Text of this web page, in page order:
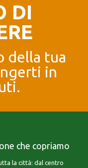
DI
della tua
in
che copriamo
la città: dal centro